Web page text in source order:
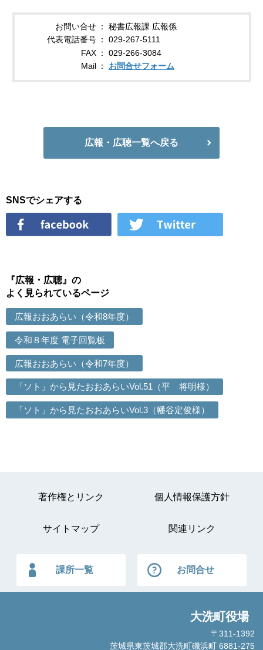
お問い合せ
秘書広報課 広報係
代表電話番号
029-267-5111
FAX
029-266-3084
Mail
お問合せフォーム
広報・広聴一覧へ戻る
SNSでシェアする
『広報・広聴』の
よく見られているページ
広報おおあらい（令和8年度）
令和８年度 電子回覧板
広報おおあらい（令和7年度）
「ソト」から見たおおあらいVol.51（平 将明様）
「ソト」から見たおおあらいVol.3（幡谷定俊様）
著作権とリンク 個人情報保護方針
サイトマップ 関連リンク
課所一覧 お問合せ
大洗町役場
〒311-1392
茨城県東茨城郡大洗町磯浜町 6881-275